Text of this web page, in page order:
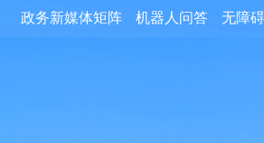
无障
机器人问答
政务新媒体矩阵